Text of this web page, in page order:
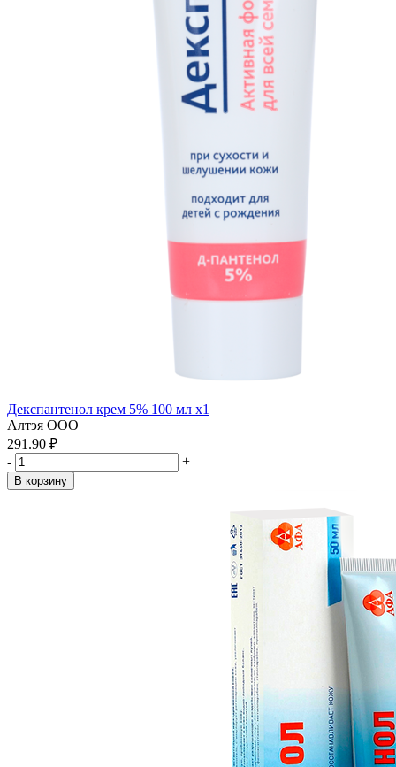
Декспантенол крем 5% 100 мл x1
Алтэя ООО
291.90 ₽
-
+
В корзину